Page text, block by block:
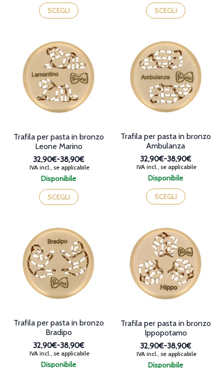
da
32,90€
SCEGLI
prodotto
ha
Le
opzioni
possono
essere
scelte
nella
pagina
del
da
32,90€
SCEGLI
prodotto
ha
Le
opzioni
possono
essere
scelte
nella
pagina
Disponibile
Trafila per pasta in bronzo
Leone Marino
32,90€-38,90€
Fascia
di
da
32,90€
IVA incl., se applicabile
SCEGLI
Questo
prodotto
ha
Le
opzioni
possono
essere
scelte
nella
pagina
Disponibile
Trafila per pasta in bronzo
Ambulanza
32,90€-38,90€
Fascia
di
da
32,90€
IVA incl., se applicabile
SCEGLI
Questo
prodotto
ha
Le
opzioni
possono
essere
scelte
nella
pagina
del
Disponibile
Trafila per pasta in bronzo
Bradipo
32,90€-38,90€
Fascia
di
IVA incl., se applicabile
Disponibile
Trafila per pasta in bronzo
Ippopotamo
32,90€-38,90€
Fascia
di
IVA incl., se applicabile